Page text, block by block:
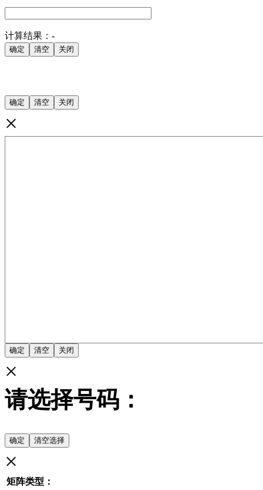
计算结果： -
×
×
请选择号码：
×
矩阵类型：